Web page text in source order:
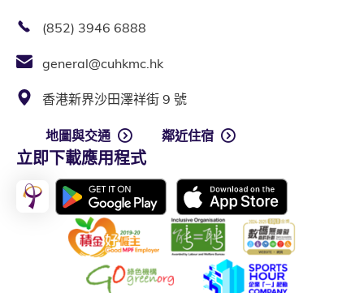
(852) 3946 6888
general@cuhkmc.hk
香港新界沙田澤祥街 9 號
地圖與交通 鄰近住宿
立即下載應用程式